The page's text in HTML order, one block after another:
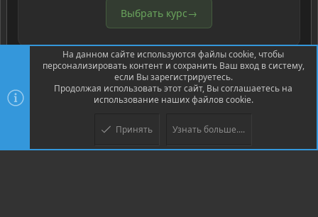
Выбрать курс→
Community platform by XenForo ® © 2010-2026 XenForo Ltd.
© Jason Axelrod of 8WAYRUN
На данном сайте используются файлы cookie, чтобы
персонализировать контент и сохранить Ваш вход в систему,
если Вы зарегистрируетесь.
Продолжая использовать этот сайт, Вы соглашаетесь на
использование наших файлов cookie.
Принять Узнать больше....